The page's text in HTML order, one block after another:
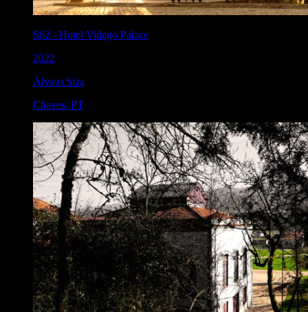
S62 - Hotel Vidago Palace
2022
Álvaro Siza
Chaves, PT